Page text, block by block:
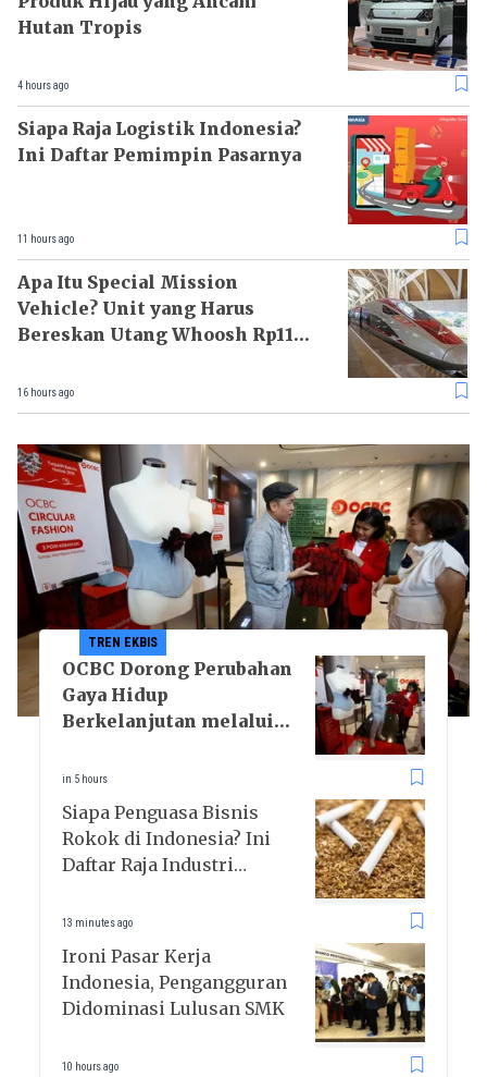
Hutan Tropis
4 hours ago
Siapa Raja Logistik Indonesia?
Ini Daftar Pemimpin Pasarnya
11 hours ago
Apa Itu Special Mission
Vehicle? Unit yang Harus
Bereskan Utang Whoosh Rp116
16 hours ago
TREN EKBIS
OCBC Dorong Perubahan
Gaya Hidup
Berkelanjutan melalui
in 5 hours
Siapa Penguasa Bisnis
Rokok di Indonesia? Ini
Daftar Raja Industri
13 minutes ago
Ironi Pasar Kerja
Indonesia, Pengangguran
Didominasi Lulusan SMK
10 hours ago